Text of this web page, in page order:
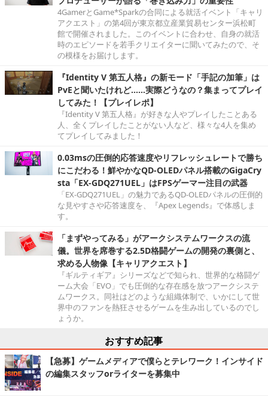
4GamerとGame*Sparkの合同による就活イベント「キャリ
アクエスト」の第4回が東京都立産業貿易センター浜松町
館で開催されました。このイベントに合わせ、自身の就活
時のエピソードを若手クリエイターに聞いてみたので、そ
の模様をお届けします。
『Identity V 第五人格』の新モード「手記の加筆」は
PvEと聞いたけれど……実際どうなの？集まってプレイ
してみた！【プレイレポ】
『Identity V 第五人格』が好きな人やプレイしたことある
人、全くプレイしたことがない人など、様々な4人を集め
てプレイしてみました！
0.03msの圧倒的応答速度やリフレッシュレートで勝ち
にこだわる！鮮やかなQD-OLEDパネル搭載のGigaCry
sta「EX-GDQ271UEL」はFPSゲーマー注目の武器
「EX-GDQ271UEL」の魅力であるQD-OLEDパネルの圧倒的
な見やすさや応答速度を、『Apex Legends』で体感しま
す。
「まずやってみる」がアークシステムワークスの流
儀。世界を席巻する2.5D格闘ゲームの開発の裏側と、
求める人物像【キャリアクエスト】
『ギルティギア』シリーズなどで知られ、世界的な格闘ゲ
ーム大会「EVO」でも圧倒的な存在感を放つアークシステ
ムワークス。同社はどのような組織体制で、いかにして世
界中のファンを熱狂させるゲームを生み出しているのでし
ょうか。
おすすめ記事
【急募】ゲームメディアで僕らとテレワーク！インサイド
の編集スタッフorライターを募集中